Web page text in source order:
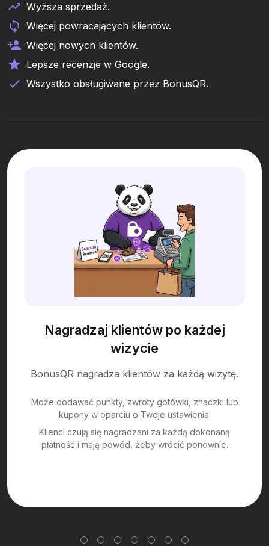
Wyższa sprzedaż.
Więcej powracających klientów.
Więcej nowych klientów.
Lepsze recenzje w Google.
Wszystko obsługiwane przez BonusQR.
Nagradzaj klientów po każdej
wizycie
BonusQR nagradza klientów za każdą wizytę.
Może dodawać punkty, zwroty gotówki, znaczki lub
kupony w oparciu o Twoje ustawienia.
Klienci czują się nagradzani za każdą dokonaną
płatność i mają powód, żeby wrócić ponownie.